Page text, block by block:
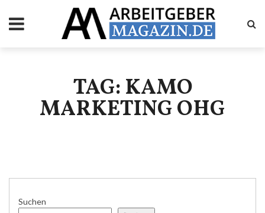
ArbeitgeberMagazin
INTERVIEWS
BERATUNG
TAG: KAMO
MARKETING OHG
Suchen